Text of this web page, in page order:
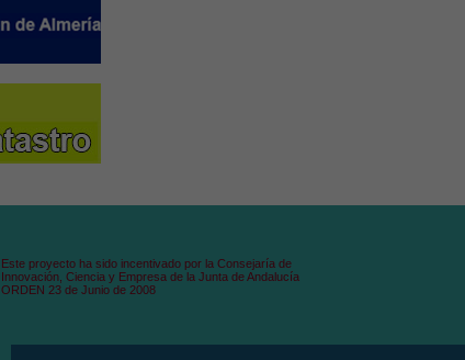
Este proyecto ha sido incentivado por la Consejaría de
Innovación, Ciencia y Empresa de la Junta de Andalucía
ORDEN 23 de Junio de 2008